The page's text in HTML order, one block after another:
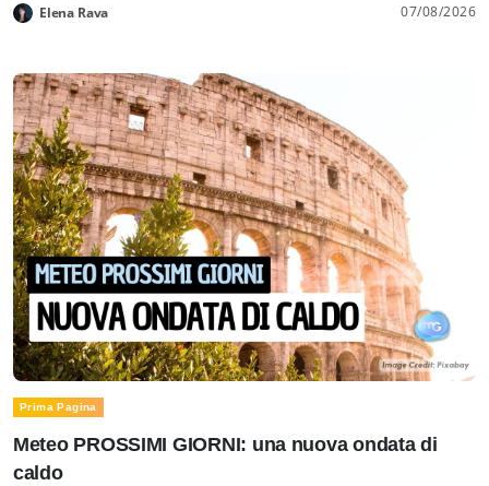
Elena Rava 07/08/2026
Prima Pagina
Meteo PROSSIMI GIORNI: una nuova ondata di
caldo